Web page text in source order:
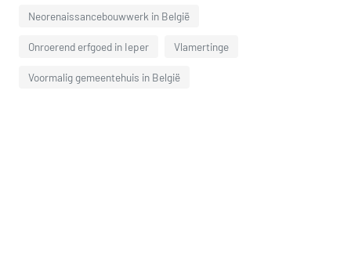
Neorenaissancebouwwerk in België
Onroerend erfgoed in Ieper Vlamertinge
Voormalig gemeentehuis in België